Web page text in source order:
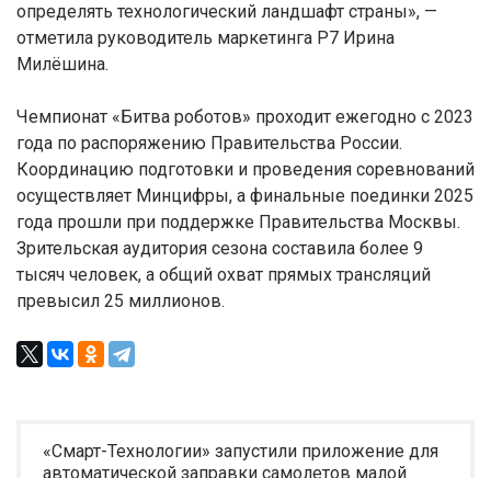
определять технологический ландшафт страны», —
отметила руководитель маркетинга Р7 Ирина
Милёшина.
Чемпионат «Битва роботов» проходит ежегодно с 2023
года по распоряжению Правительства России.
Координацию подготовки и проведения соревнований
осуществляет Минцифры, а финальные поединки 2025
года прошли при поддержке Правительства Москвы.
Зрительская аудитория сезона составила более 9
тысяч человек, а общий охват прямых трансляций
превысил 25 миллионов.
«Смарт-Технологии» запустили приложение для
автоматической заправки самолетов малой